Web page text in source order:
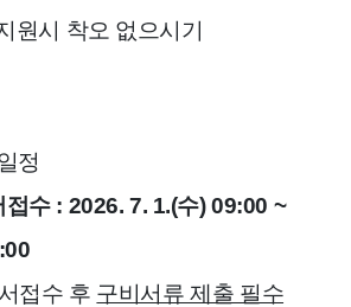
원시 착오 없으시기
정
접수 : 2026. 7. 1.(수) 09:00 ~
접수 후 구비서류 제출 필수